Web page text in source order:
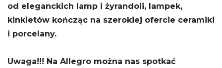
od eleganckich lamp i żyrandoli, lampek,
kinkietów kończąc na szerokiej ofercie ceramiki
i porcelany.
Uwaga!!! Na Allegro można nas spotkać